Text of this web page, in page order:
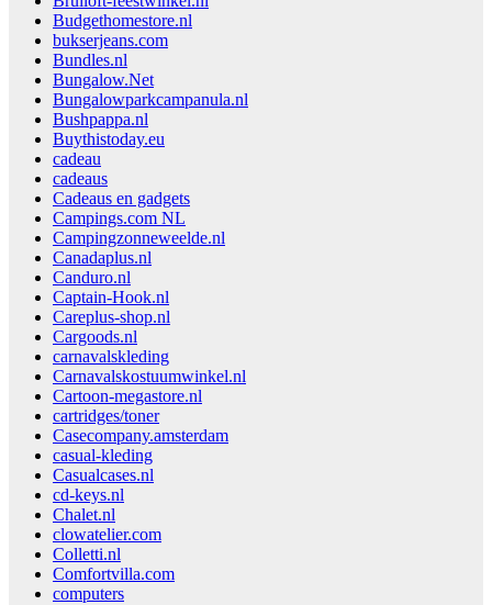
Budgethomestore.nl
bukserjeans.com
Bundles.nl
Bungalow.Net
Bungalowparkcampanula.nl
Bushpappa.nl
Buythistoday.eu
cadeau
cadeaus
Cadeaus en gadgets
Campings.com NL
Campingzonneweelde.nl
Canadaplus.nl
Canduro.nl
Captain-Hook.nl
Careplus-shop.nl
Cargoods.nl
carnavalskleding
Carnavalskostuumwinkel.nl
Cartoon-megastore.nl
cartridges/toner
Casecompany.amsterdam
casual-kleding
Casualcases.nl
cd-keys.nl
Chalet.nl
clowatelier.com
Colletti.nl
Comfortvilla.com
computers